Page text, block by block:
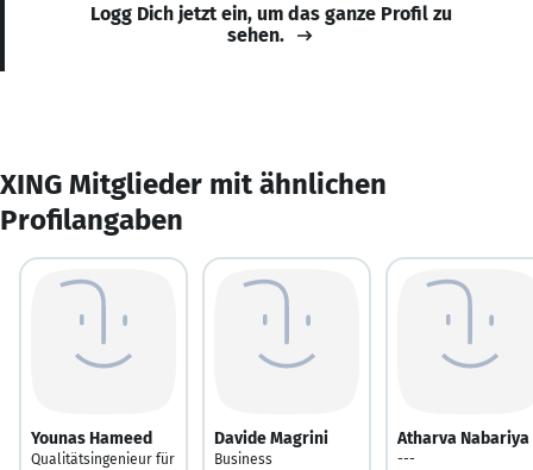
Logg Dich jetzt ein, um das ganze Profil zu
sehen.
XING Mitglieder mit ähnlichen
Profilangaben
Younas Hameed
Qualitätsingenieur für
Davide Magrini
Business
Atharva Nabariya
---